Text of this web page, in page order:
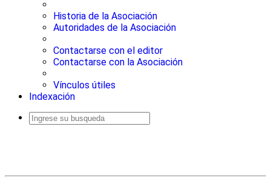
Historia de la Asociación
Autoridades de la Asociación
Contactarse con el editor
Contactarse con la Asociación
Vínculos útiles
Indexación